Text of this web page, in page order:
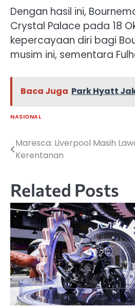
Dengan hasil ini,
Crystal Palace pada 18
kepercayaan diri bagi
musim ini, sementara
Baca Juga Park Hyatt
NASIONAL
Navigasi
Maresca: Liverpool Masih
Kerentanan
Related Posts